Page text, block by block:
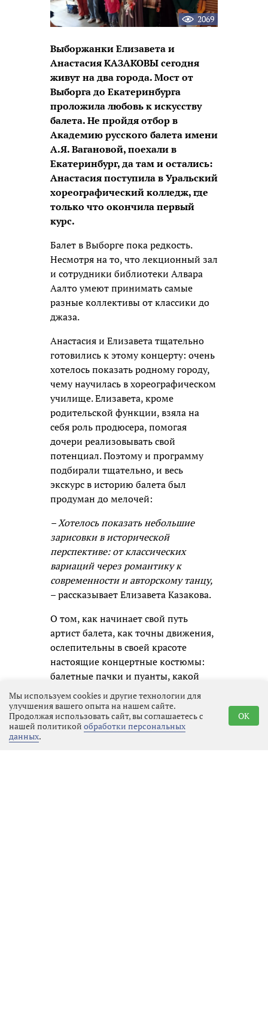
2069
Выборжанки Елизавета и
Анастасия КАЗАКОВЫ сегодня
живут на два города. Мост от
Выборга до Екатеринбурга
проложила любовь к искусству
балета. Не пройдя отбор в
Академию русского балета имени
А.Я. Вагановой, поехали в
Екатеринбург, да там и остались:
Анастасия поступила в Уральский
хореографический колледж, где
только что окончила первый
курс.
Балет в Выборге пока редкость.
Несмотря на то, что лекционный зал
и сотрудники библиотеки Алвара
Аалто умеют принимать самые
разные коллективы от классики до
джаза.
Анастасия и Елизавета тщательно
готовились к этому концерту: очень
хотелось показать родному городу,
чему научилась в хореографическом
училище. Елизавета, кроме
родительской функции, взяла на
себя роль продюсера, помогая
дочери реализовывать свой
потенциал. Поэтому и программу
подбирали тщательно, и весь
экскурс в историю балета был
продуман до мелочей:
– Хотелось показать небольшие
зарисовки в исторической
перспективе: от классических
вариаций через романтику к
современности и авторскому танцу,
– рассказывает Елизавета Казакова.
О том, как начинает свой путь
артист балета, как точны движения,
ослепительны в своей красоте
настоящие концертные костюмы:
балетные пачки и пуанты, какой
труд стоит за этой лёгкостью и
невесомостью, о театрах
Екатеринбурга, Санкт-Петербурга и
Москвы, и много ещё других тем
Мы используем cookies и другие технологии для
улучшения вашего опыта на нашем сайте.
Продолжая использовать сайт, вы соглашаетесь с
нашей политикой обработки персональных
данных.
OK